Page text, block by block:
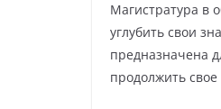
Магистратура в
углубить свои
предназначена
продолжить